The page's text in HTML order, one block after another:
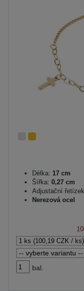
Délka: 17 cm
Šířka: 0,27 cm
Adjustační
Nerezová ocel
bal.